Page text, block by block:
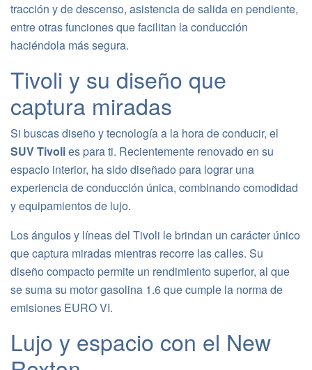
tracción y de descenso, asistencia de salida en pendiente,
entre otras funciones que facilitan la conducción
haciéndola más segura.
Tivoli y su diseño que
captura miradas
Si buscas diseño y tecnología a la hora de conducir, el
SUV Tivolies para ti. Recientemente renovado en su
espacio interior, ha sido diseñado para lograr una
experiencia de conducción única, combinando comodidad
y equipamientos de lujo.
Los ángulos y líneas del Tivoli le brindan un carácter único
que captura miradas mientras recorre las calles. Su
diseño compacto permite un rendimiento superior, al que
se suma su motor gasolina 1.6 que cumple la norma de
emisiones EURO VI.
Lujo y espacio con el New